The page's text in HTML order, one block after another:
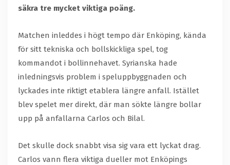
säkra tre mycket viktiga poäng.
Matchen inleddes i högt tempo där Enköping, kända
för sitt tekniska och bollskickliga spel, tog
kommandot i bollinnehavet. Syrianska hade
inledningsvis problem i speluppbyggnaden och
lyckades inte riktigt etablera längre anfall. Istället
blev spelet mer direkt, där man sökte längre bollar
upp på anfallarna Carlos och Bilal.
Det skulle dock snabbt visa sig vara ett lyckat drag.
Carlos vann flera viktiga dueller mot Enköpings